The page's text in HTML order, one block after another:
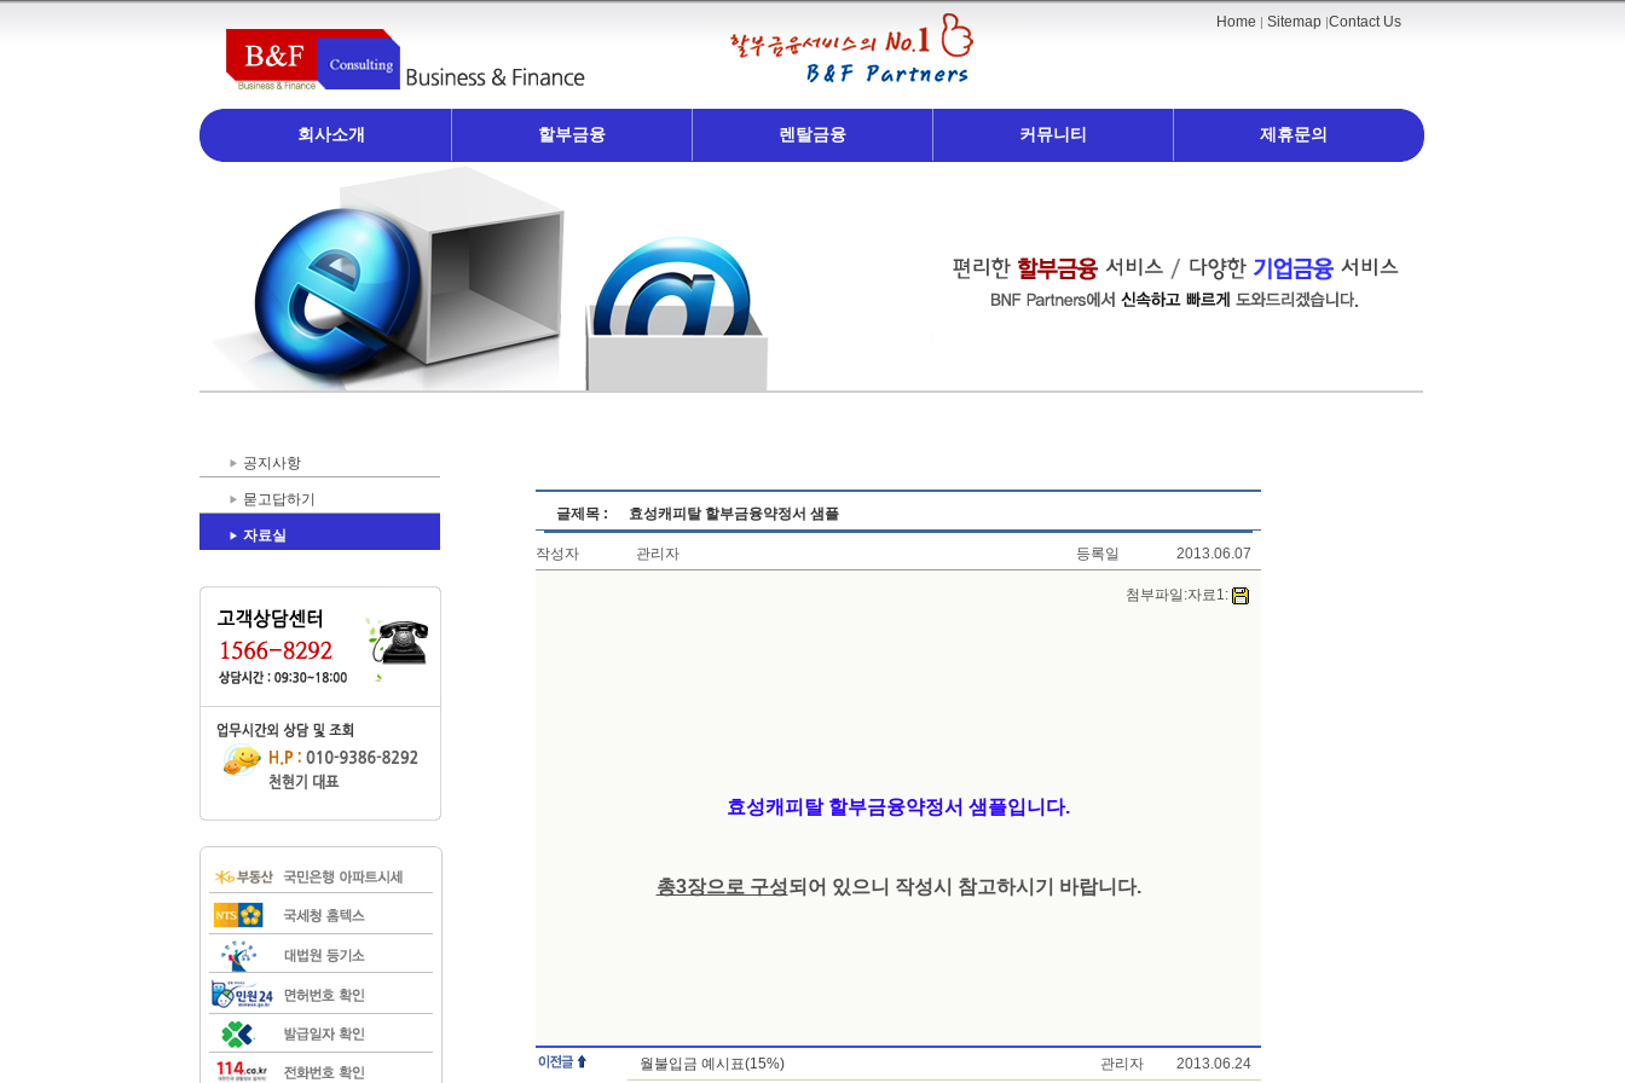
회사소개 할부금융 렌탈금융 커뮤니티 제휴문의
Home | Sitemap |Contact Us
공지사항
묻고답하기
자료실
글제목 : 효성캐피탈 할부금융약정서 샘플
작성자 관리자 등록일 2013.06.07
첨부파일:자료1:
효성캐피탈 할부금융약정서 샘플입니다.
총3장으로 구성되어 있으니 작성시 참고하시기 바랍니다.
월불입금 예시표(15%) 관리자 2013.06.24